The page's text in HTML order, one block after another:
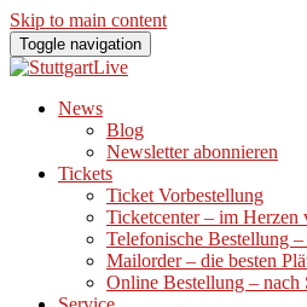
Skip to main content
Toggle navigation
News
Blog
Newsletter abonnieren
Tickets
Ticket Vorbestellung
Ticketcenter – im Herzen
Telefonische Bestellung
Mailorder – die besten
Online Bestellung – nach